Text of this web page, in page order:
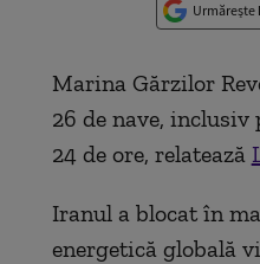
Urmărește
Marina Gărzilor
26 de nave,
24 de ore, relatează
Iranul a blocat în
energetică globală